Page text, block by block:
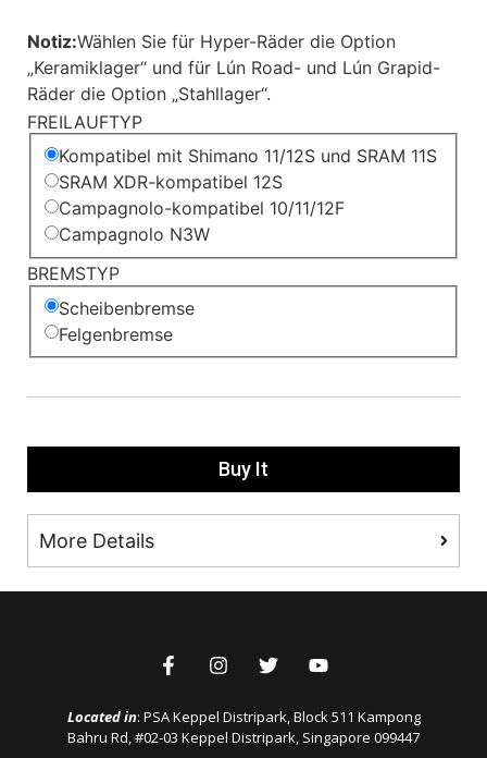
Notiz:Wählen Sie für Hyper-Räder die Option
„Keramiklager“ und für Lún Road- und Lún Grapid-
Räder die Option „Stahllager“.
FREILAUFTYP
Kompatibel mit Shimano 11/12S und SRAM 11S
SRAM XDR-kompatibel 12S
Campagnolo-kompatibel 10/11/12F
Campagnolo N3W
BREMSTYP
Scheibenbremse
Felgenbremse
Buy It
More Details
Located in: PSA Keppel Distripark, Block 511 Kampong
Bahru Rd, #02-03 Keppel Distripark, Singapore 099447